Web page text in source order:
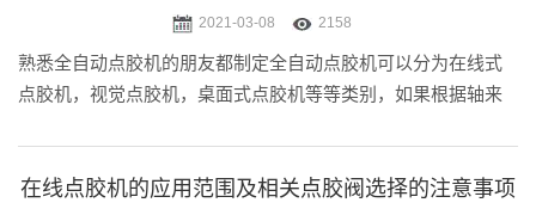
2021-03-08 2158
熟悉全自动点胶机的朋友都制定全自动点胶机可以分为在线式
点胶机，视觉点胶机，桌面式点胶机等等类别，如果根据轴来
些朋友就不清楚了。本文小.....
在线点胶机的应用范围及相关点胶阀选择的注意事项